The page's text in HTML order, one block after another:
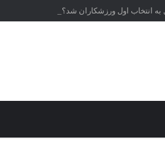
انتخاب اول ورزشکاران شد؟